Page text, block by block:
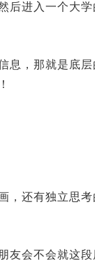
后进入一个大
息，那就是底
，还有独立思
友会不会就这